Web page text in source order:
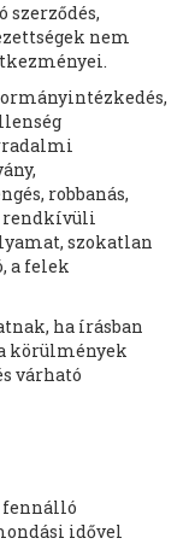
nem
robbanás,
rendkívüli
szokatlan
a felek
ha írásban
körülmények
várható
fennálló
idővel